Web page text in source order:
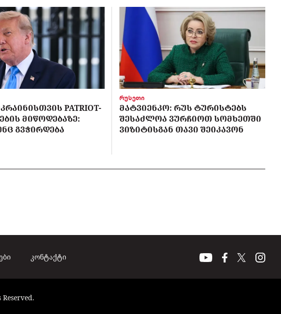
PATRIOT-
ᲛᲘᲬᲝᲓᲔᲑᲐᲖᲔ:
ᲒᲕᲭᲘᲠᲓᲔᲑᲐ
რუსეთი
ᲛᲐᲢᲕᲘᲔᲜᲙᲝ: ᲠᲣᲡ ᲢᲣᲠᲘᲡᲢᲔᲑᲡ
ᲨᲔᲡᲐᲫᲚᲝᲐ ᲕᲣᲠᲩᲘᲝᲗ ᲡᲝᲛᲮᲔᲗᲨᲘ
ᲕᲘᲖᲘᲢᲘᲡᲒᲐᲜ ᲗᲐᲕᲘ ᲨᲔᲘᲙᲐᲕᲝᲜ
კონტაქტი